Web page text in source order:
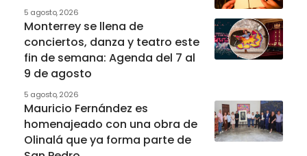
5 agosto, 2026
Monterrey se llena de
conciertos, danza y teatro este
fin de semana: Agenda del 7 al
9 de agosto
5 agosto, 2026
Mauricio Fernández es
homenajeado con una obra de
Olinalá que ya forma parte de